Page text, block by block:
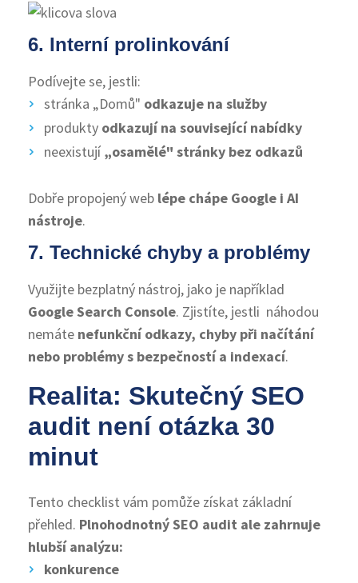
6. Interní prolinkování
Podívejte se, jestli:
stránka „Domů" odkazuje na služby
produkty odkazují na související nabídky
neexistují „osamělé" stránky bez odkazů
Dobře propojený web lépe chápe Google i AI
nástroje.
7. Technické chyby a problémy
Využijte bezplatný nástroj, jako je například
Google Search Console. Zjistíte, jestli náhodou
nemáte nefunkční odkazy, chyby při načítání
nebo problémy s bezpečností a indexací.
Realita: Skutečný SEO
audit není otázka 30
minut
Tento checklist vám pomůže získat základní
přehled. Plnohodnotný SEO audit ale zahrnuje
hlubší analýzu:
konkurence